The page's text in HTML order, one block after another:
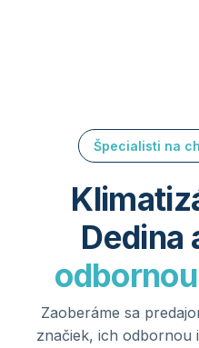
Špecialisti na
Dedina
Zaoberáme sa
značiek, ich odbornou